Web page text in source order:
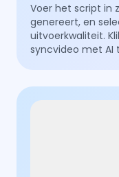
Voer het script in
genereert, en
uitvoerkwaliteit.
syncvideo met AI